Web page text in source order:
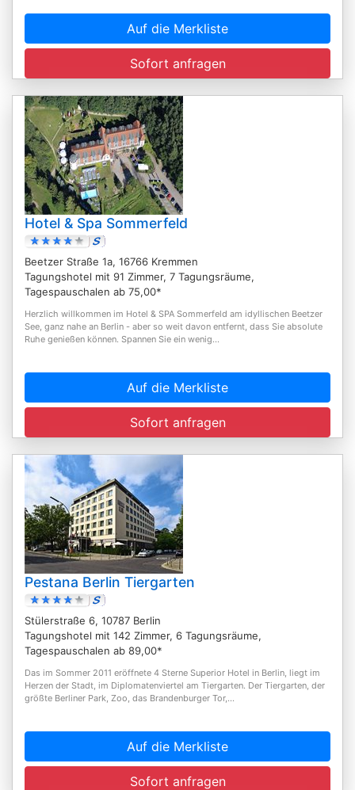
Auf die Merkliste
Sofort anfragen
Hotel & Spa Sommerfeld
Beetzer Straße 1a, 16766 Kremmen
Tagungshotel mit 91 Zimmer, 7 Tagungsräume,
Tagespauschalen ab 75,00*
Herzlich willkommen im Hotel & SPA Sommerfeld am idyllischen Beetzer
See, ganz nahe an Berlin - aber so weit davon entfernt, dass Sie absolute
Ruhe genießen können. Spannen Sie ein wenig...
Auf die Merkliste
Sofort anfragen
Pestana Berlin Tiergarten
Stülerstraße 6, 10787 Berlin
Tagungshotel mit 142 Zimmer, 6 Tagungsräume,
Tagespauschalen ab 89,00*
Das im Sommer 2011 eröffnete 4 Sterne Superior Hotel in Berlin, liegt im
Herzen der Stadt, im Diplomatenviertel am Tiergarten. Der Tiergarten, der
größte Berliner Park, Zoo, das Brandenburger Tor,...
Auf die Merkliste
Sofort anfragen